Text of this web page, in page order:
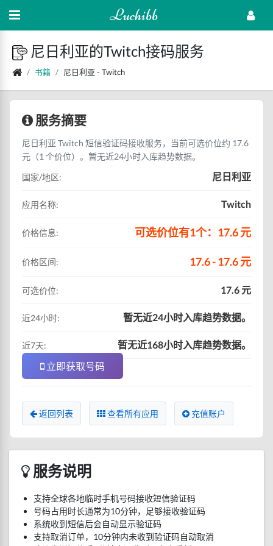
Luchibb
尼日利亚的Twitch接码服务
书籍 尼日利亚 - Twitch
服务摘要
尼日利亚 Twitch 短信验证码接收服务，当前可选价位约 17.6
元（1 个价位）。暂无近24小时入库趋势数据。
国家/地区:
尼日利亚
应用名称: Twitch
价格信息: 可选价位有1个：17.6 元
价格区间: 17.6 - 17.6 元
可选价位: 17.6 元
近24小时: 暂无近24小时入库趋势数据。
近7天:
暂无近168小时入库趋势数据。
立即获取号码
返回列表 查看所有应用 充值账户
服务说明
支持全球各地临时手机号码接收短信验证码
号码占用时长通常为10分钟，足够接收验证码
系统收到短信后会自动显示验证码
支持取消订单，10分钟内未收到验证码自动取消